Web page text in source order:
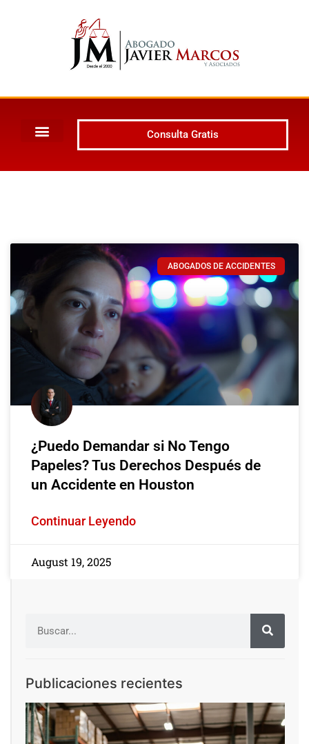
Consulta Gratis
ABOGADOS DE ACCIDENTES
¿Puedo Demandar si No Tengo
Papeles? Tus Derechos Después de
un Accidente en Houston
Continuar Leyendo
August 19, 2025
Publicaciones recientes